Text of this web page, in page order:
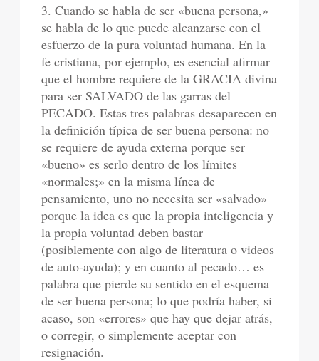
3. Cuando se habla de ser «buena persona,»
se habla de lo que puede alcanzarse con el
esfuerzo de la pura voluntad humana. En la
fe cristiana, por ejemplo, es esencial afirmar
que el hombre requiere de la GRACIA divina
para ser SALVADO de las garras del
PECADO. Estas tres palabras desaparecen en
la definición típica de ser buena persona: no
se requiere de ayuda externa porque ser
«bueno» es serlo dentro de los límites
«normales;» en la misma línea de
pensamiento, uno no necesita ser «salvado»
porque la idea es que la propia inteligencia y
la propia voluntad deben bastar
(posiblemente con algo de literatura o videos
de auto-ayuda); y en cuanto al pecado… es
palabra que pierde su sentido en el esquema
de ser buena persona; lo que podría haber, si
acaso, son «errores» que hay que dejar atrás,
o corregir, o simplemente aceptar con
resignación.